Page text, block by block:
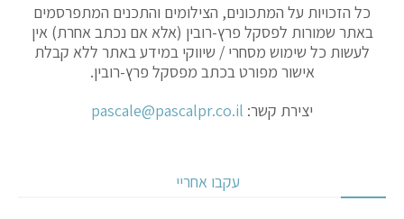
כל הזכויות על המתכונים, הצילומים והתכנים המתפרסמים
באתר שמורות לפסקל פרץ-רובין (אלא אם נכתב אחרת) אין
לעשות כל שימוש מסחרי / שיווקי במידע באתר ללא קבלת
אישור מפורט בכתב מפסקל פרץ-רובין.
יצירת קשר: pascale@pascalpr.co.il
עקבו אחריי